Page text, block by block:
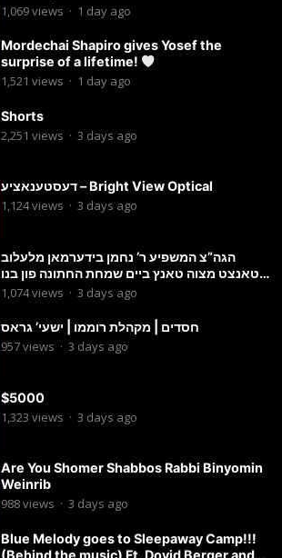
1,069views · 1 day ago
Mordechai Shapiro gives Yosef the
surprise of a lifetime!
1,521 views · 1 day ago
Shorts
2,251 views · 3 days ago
דעסטענאציע – Bright View Optical
1,124views · 3 days ago
הגה”צ המשפיע ר’ נחמן בידערמאן מלעלוב
טאנצט מצוה טאנץ ביים שמחת החתונה פון בנו
החתן
1,074views · 3 days ago
חסדים | מקהלת רוממו | ישעי’ גראס
957views · 3 days ago
$5000
1,323 views · 3 days ago
Are You Shomer Shabbos Rabbi Binyomin
Weinrib
988views · 3 days ago
Blue Melody goes to Sleepaway Camp!!!
(Behind the music) Ft. Dovid Berger and